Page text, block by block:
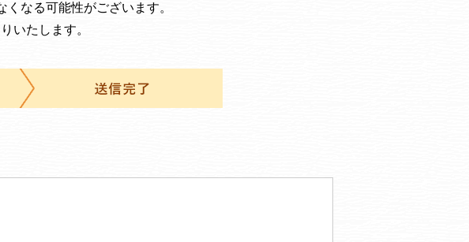
なる可能性がございます。
いたします。